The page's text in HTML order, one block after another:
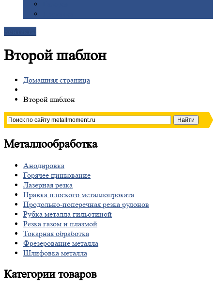
Второй шаблон
Домашняя страница
Второй шаблон
Металлообработка
Анодировка
Горячее цинкование
Лазерная резка
Правка плоского металлопроката
Продольно-поперечная резка рулонов
Рубка металла гильотиной
Резка газом и плазмой
Токарная обработка
Фрезерование металла
Шлифовка металла
Категориитоваров